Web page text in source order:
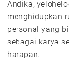
Andika,
menghidupkan
personal yang
sebagai karya
harapan.